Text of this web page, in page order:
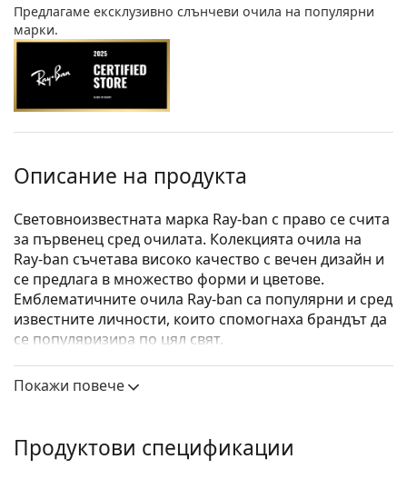
Предлагаме ексклузивно слънчеви очила на популярни
марки.
Описание на продукта
Световноизвестната марка Ray-ban с право се счита
за първенец сред очилата. Колекцията очила на
Ray-ban съчетава високо качество с вечен дизайн и
се предлага в множество форми и цветове.
Емблематичните очила Ray-ban са популярни и сред
известните личности, които спомогнаха брандът да
се популяризира по цял свят.
Ray-Ban 0RX7066 2000са унисекс очила.
Диоптрични очила – рамки
Покажи повече
Продуктови спецификации